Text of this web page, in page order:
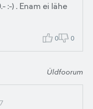
:-) . Enam ei lähe
0 0
Üldfoorum